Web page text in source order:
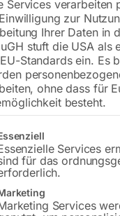
Services verarbeiten
zur
Ihrer Daten in
stuft die USA als
Standards ein. Es
ohne dass für
besteht.
eine Liste der Service-
Services
für das
Services